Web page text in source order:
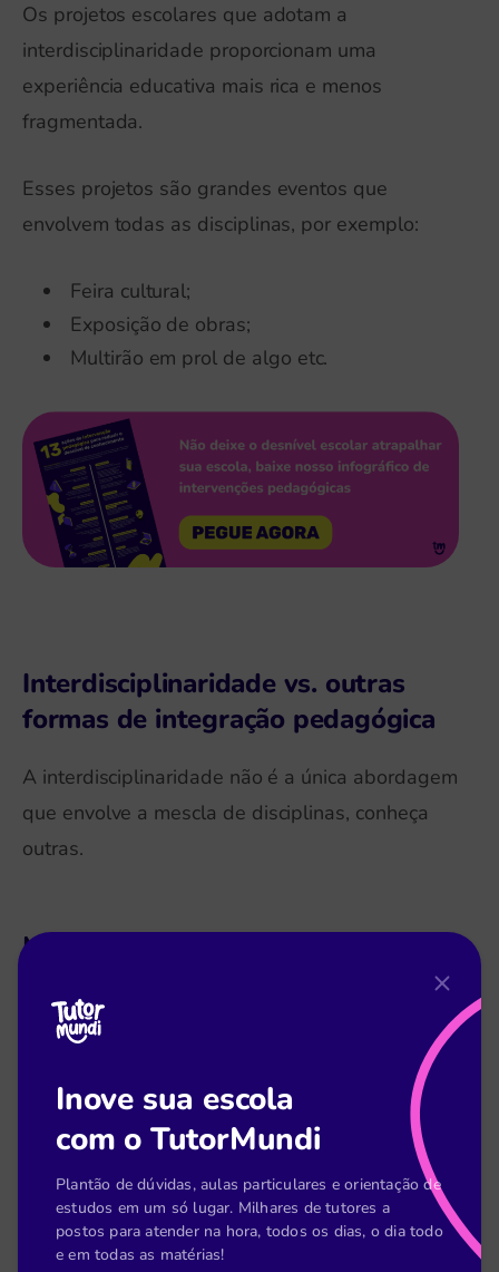
Os projetos escolares que adotam a
interdisciplinaridade proporcionam uma
experiência educativa mais rica e menos
fragmentada.
Esses projetos são grandes eventos que
envolvem todas as disciplinas, por exemplo:
Feira cultural;
Exposição de obras;
Multirão em prol de algo etc.
Interdisciplinaridade vs. outras
formas de integração pedagógica
A interdisciplinaridade não é a única abordagem
que envolve a mescla de disciplinas, conheça
outras.
Multidisciplinaridade
Na multidisciplinaridade, as disciplinas podem
estar alinhadas em torno de um tema comum,
mas cada uma contribui com sua perspectiva
específica sem necessariamente buscar
conexões profundas entre elas.
Isso pode resultar em uma visão mais ampla e
diversificada sobre um tema, porém, sem a
Inove sua escola
com o TutorMundi
Plantão de dúvidas, aulas particulares e orientação de
estudos em um só lugar. Milhares de tutores a
postos para atender na hora, todos os dias, o dia todo
e em todas as matérias!